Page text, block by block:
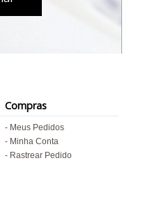
Compras
Meus Pedidos
Minha Conta
Rastrear Pedido